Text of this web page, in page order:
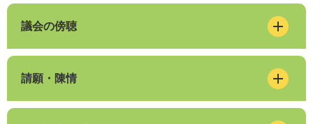
議会の傍聴
請願・陳情